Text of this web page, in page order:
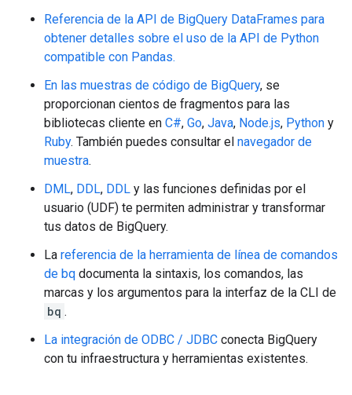
Referencia de la API de BigQuery DataFrames para
obtener detalles sobre el uso de la API de Python
compatible con Pandas.
En las muestras de código de BigQuery, se
proporcionan cientos de fragmentos para las
bibliotecas cliente en C#, Go, Java, Node.js, Python y
Ruby. También puedes consultar el navegador de
muestra.
DML, DDL, DDL y las funciones definidas por el
usuario (UDF) te permiten administrar y transformar
tus datos de BigQuery.
La referencia de la herramienta de línea de comandos
de bq documenta la sintaxis, los comandos, las
marcas y los argumentos para la interfaz de la CLI de
bq .
La integración de ODBC / JDBC conecta BigQuery
con tu infraestructura y herramientas existentes.